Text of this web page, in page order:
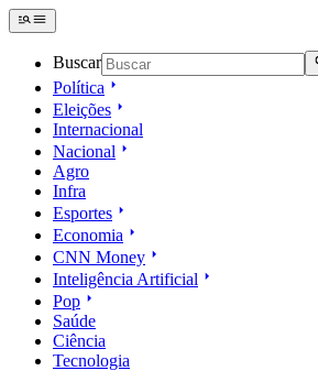
Buscar
Política
Eleições
Internacional
Nacional
Agro
Infra
Esportes
Economia
CNN Money
Inteligência Artificial
Pop
Saúde
Ciência
Tecnologia